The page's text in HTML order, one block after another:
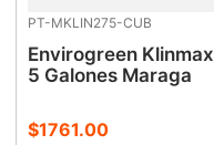
PT-MKLIN275-CUB
Envirogreen Klinmax
5 Galones Maraga
$1761.00